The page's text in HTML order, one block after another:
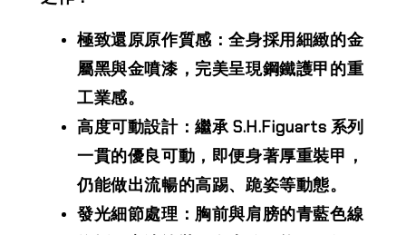
極致還原原作質感：全身採用細緻的金
屬黑與金噴漆，完美呈現鋼鐵護甲的重
工業感。
高度可動設計：繼承 S.H.Figuarts 系列
一貫的優良可動，即便身著厚重裝甲，
仍能做出流暢的高踢、跪姿等動態。
發光細節處理：胸前與肩膀的青藍色線